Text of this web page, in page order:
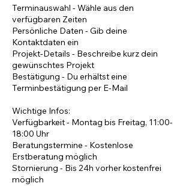
Terminauswahl - Wähle aus den
verfügbaren Zeiten
Persönliche Daten - Gib deine
Kontaktdaten ein
Projekt-Details - Beschreibe kurz dein
gewünschtes Projekt
Bestätigung - Du erhältst eine
Terminbestätigung per E-Mail
Wichtige Infos:
Verfügbarkeit - Montag bis Freitag, 11:00-
18:00 Uhr
Beratungstermine - Kostenlose
Erstberatung möglich
Stornierung - Bis 24h vorher kostenfrei
möglich